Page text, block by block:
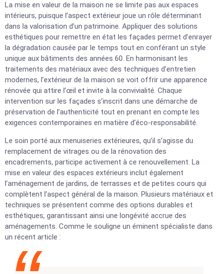
La mise en valeur de la maison ne se limite pas aux espaces
intérieurs, puisque l’aspect extérieur joue un rôle déterminant
dans la valorisation d’un patrimoine. Appliquer des solutions
esthétiques pour remettre en état les façades permet d’enrayer
la dégradation causée par le temps tout en conférant un style
unique aux bâtiments des années 60. En harmonisant les
traitements des matériaux avec des techniques d’entretien
modernes, l’extérieur de la maison se voit offrir une apparence
rénovée qui attire l’œil et invite à la convivialité. Chaque
intervention sur les façades s’inscrit dans une démarche de
préservation de l’authenticité tout en prenant en compte les
exigences contemporaines en matière d’éco-responsabilité.
Le soin porté aux menuiseries extérieures, qu’il s’agisse du
remplacement de vitrages ou de la rénovation des
encadrements, participe activement à ce renouvellement. La
mise en valeur des espaces extérieurs inclut également
l’aménagement de jardins, de terrasses et de petites cours qui
complètent l’aspect général de la maison. Plusieurs matériaux et
techniques se présentent comme des options durables et
esthétiques, garantissant ainsi une longévité accrue des
aménagements. Comme le souligne un éminent spécialiste dans
un récent article :